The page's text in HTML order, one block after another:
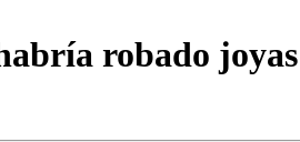
robado